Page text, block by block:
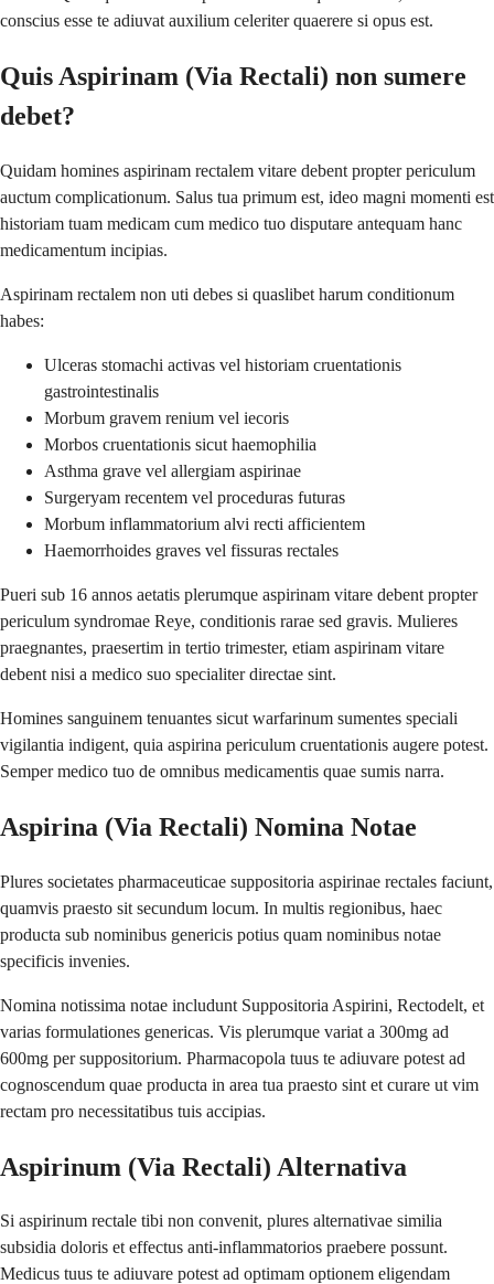
conscius esse te adiuvat auxilium celeriter quaerere si opus est.
Quis Aspirinam (Via Rectali) non sumere
debet?
Quidam homines aspirinam rectalem vitare debent propter periculum
auctum complicationum. Salus tua primum est, ideo magni momenti est
historiam tuam medicam cum medico tuo disputare antequam hanc
medicamentum incipias.
Aspirinam rectalem non uti debes si quaslibet harum conditionum
habes:
Ulceras stomachi activas vel historiam cruentationis
gastrointestinalis
Morbum gravem renium vel iecoris
Morbos cruentationis sicut haemophilia
Asthma grave vel allergiam aspirinae
Surgeryam recentem vel proceduras futuras
Morbum inflammatorium alvi recti afficientem
Haemorrhoides graves vel fissuras rectales
Pueri sub 16 annos aetatis plerumque aspirinam vitare debent propter
periculum syndromae Reye, conditionis rarae sed gravis. Mulieres
praegnantes, praesertim in tertio trimester, etiam aspirinam vitare
debent nisi a medico suo specialiter directae sint.
Homines sanguinem tenuantes sicut warfarinum sumentes speciali
vigilantia indigent, quia aspirina periculum cruentationis augere potest.
Semper medico tuo de omnibus medicamentis quae sumis narra.
Aspirina (Via Rectali) Nomina Notae
Plures societates pharmaceuticae suppositoria aspirinae rectales faciunt,
quamvis praesto sit secundum locum. In multis regionibus, haec
producta sub nominibus genericis potius quam nominibus notae
specificis invenies.
Nomina notissima notae includunt Suppositoria Aspirini, Rectodelt, et
varias formulationes genericas. Vis plerumque variat a 300mg ad
600mg per suppositorium. Pharmacopola tuus te adiuvare potest ad
cognoscendum quae producta in area tua praesto sint et curare ut vim
rectam pro necessitatibus tuis accipias.
Aspirinum (Via Rectali) Alternativa
Si aspirinum rectale tibi non convenit, plures alternativae similia
subsidia doloris et effectus anti-inflammatorios praebere possunt.
Medicus tuus te adiuvare potest ad optimam optionem eligendam